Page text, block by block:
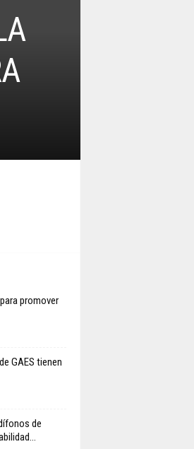
promover
GAES tienen
de